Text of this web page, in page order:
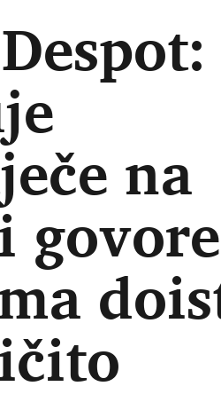
na
govore